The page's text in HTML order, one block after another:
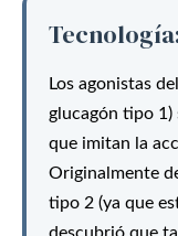
Los agonistas
glucagón tipo 1)
que imitan la
Originalmente
tipo 2 (ya que